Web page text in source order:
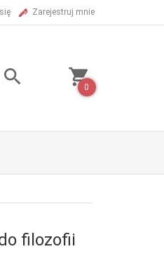
Zarejestruj mnie
0
filozofii